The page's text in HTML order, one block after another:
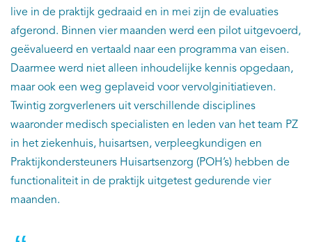
live in de praktijk gedraaid en in mei zijn de evaluaties
afgerond. Binnen vier maanden werd een pilot uitgevoerd,
geëvalueerd en vertaald naar een programma van eisen.
Daarmee werd niet alleen inhoudelijke kennis opgedaan,
maar ook een weg geplaveid voor vervolginitiatieven.
Twintig zorgverleners uit verschillende disciplines
waaronder medisch specialisten en leden van het team PZ
in het ziekenhuis, huisartsen, verpleegkundigen en
Praktijkondersteuners Huisartsenzorg (POH’s) hebben de
functionaliteit in de praktijk uitgetest gedurende vier
maanden.